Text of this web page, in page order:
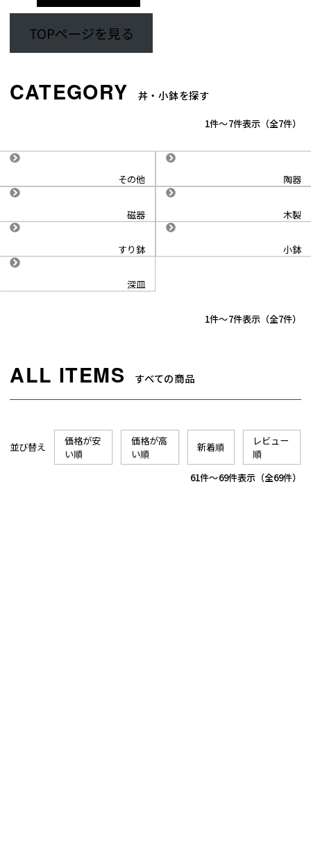
TOPページを見る
丼・小鉢を探す
7
1 -7件表示
その他 陶器
磁器 木製
すり鉢 小鉢
深皿
7
1 -7件表示
すべての商品
並び替え
価格が安
い順
価格が高
い順
新着順
レビュー
順
69
61 -69件表示